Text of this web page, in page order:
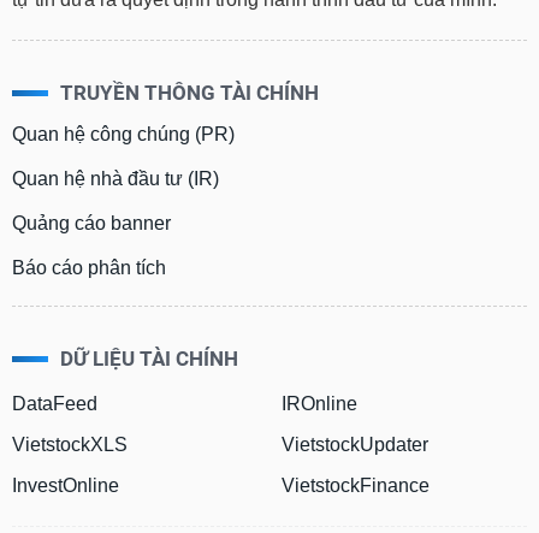
TRUYỀN THÔNG TÀI CHÍNH
Quan hệ công chúng (PR)
Quan hệ nhà đầu tư (IR)
Quảng cáo banner
Báo cáo phân tích
DỮ LIỆU TÀI CHÍNH
DataFeed
VietstockXLS
InvestOnline
IROnline
VietstockUpdater
VietstockFinance